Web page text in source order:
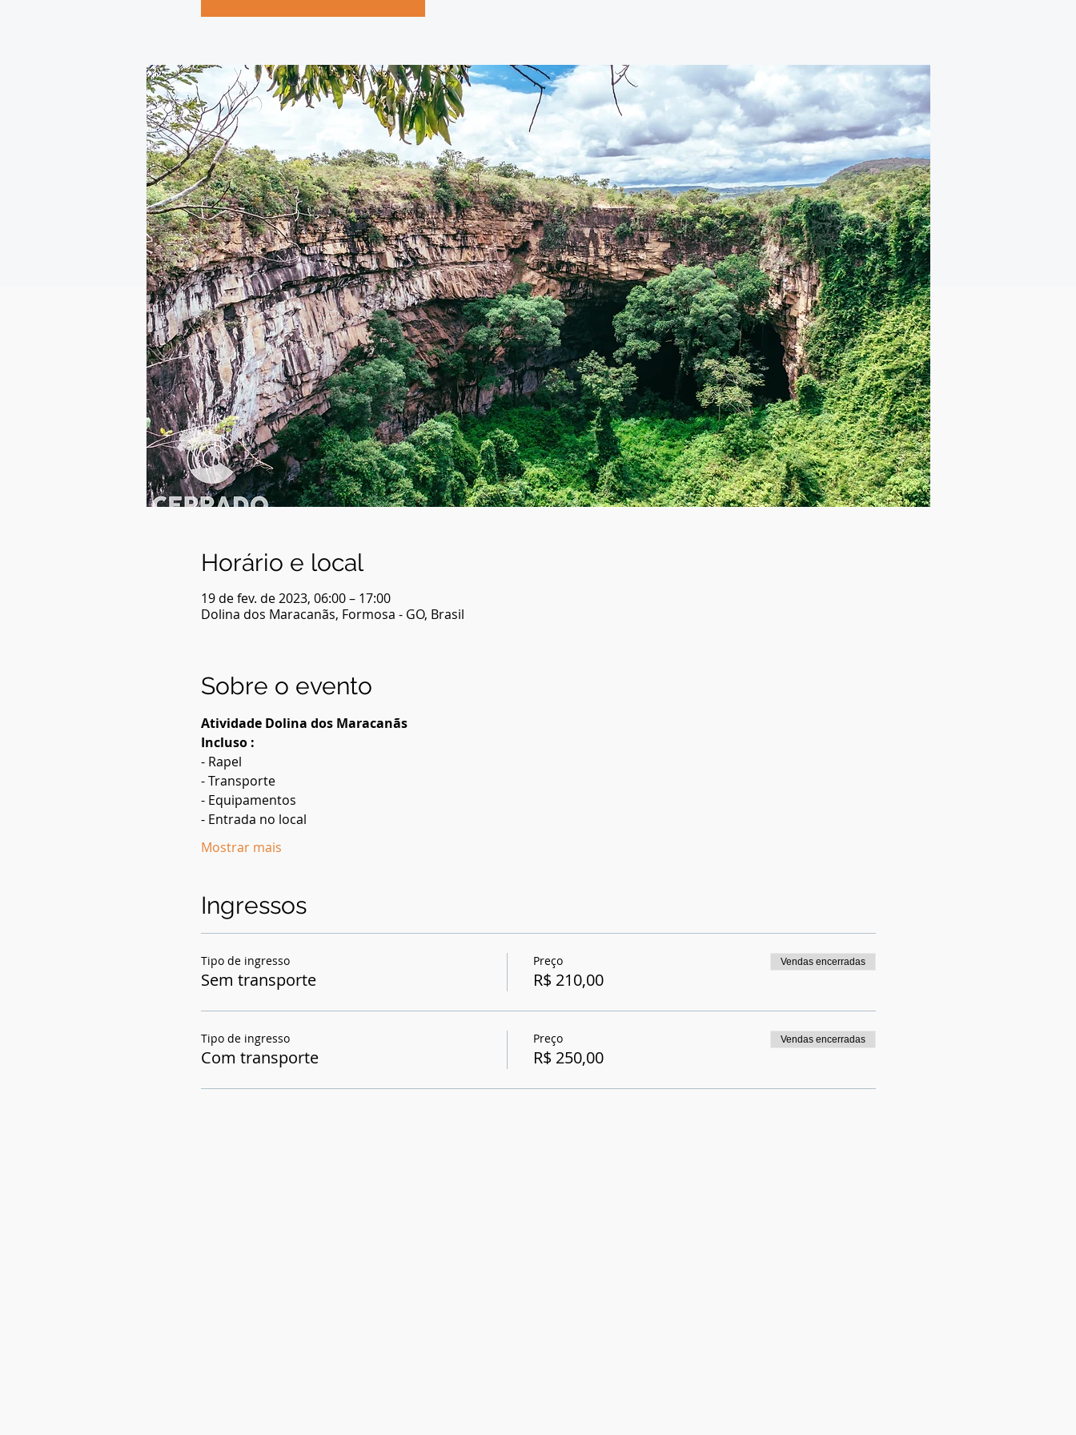
Horário e local
19 de fev. de 2023, 06:00 – 17:00
Dolina dos Maracanãs, Formosa - GO, Brasil
Sobre o evento
Atividade Dolina dos Maracanãs
Incluso :
- Rapel
- Transporte
- Equipamentos
- Entrada no local
Mostrar mais
Ingressos
Tipo de ingresso
Sem transporte
Preço
R$ 210,00
Vendas encerradas
Tipo de ingresso
Com transporte
Preço
R$ 250,00
Vendas encerradas